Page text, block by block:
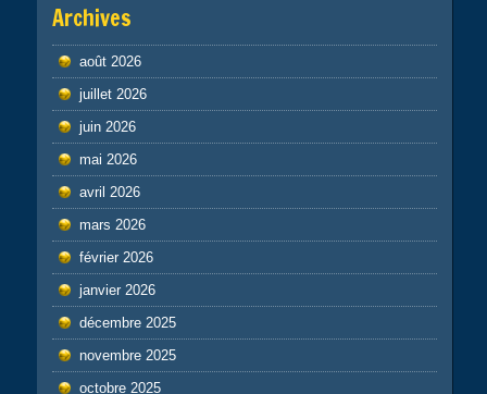
Archives
août 2026
juillet 2026
juin 2026
mai 2026
avril 2026
mars 2026
février 2026
janvier 2026
décembre 2025
novembre 2025
octobre 2025